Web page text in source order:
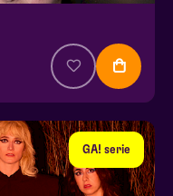
GA! serie